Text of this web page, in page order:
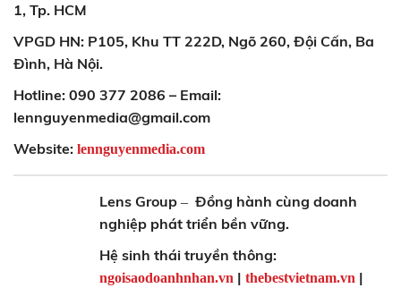
1, Tp. HCM
VPGD HN: P105, Khu TT 222D, Ngõ 260, Đội Cấn, Ba
Đình, Hà Nội.
Hotline: 090 377 2086 – Email:
lennguyenmedia@gmail.com
Website: lennguyenmedia.com
Lens Group – Đồng hành cùng doanh
nghiệp phát triển bền vững.
Hệ sinh thái truyền thông:
ngoisaodoanhnhan.vn | thebestvietnam.vn |